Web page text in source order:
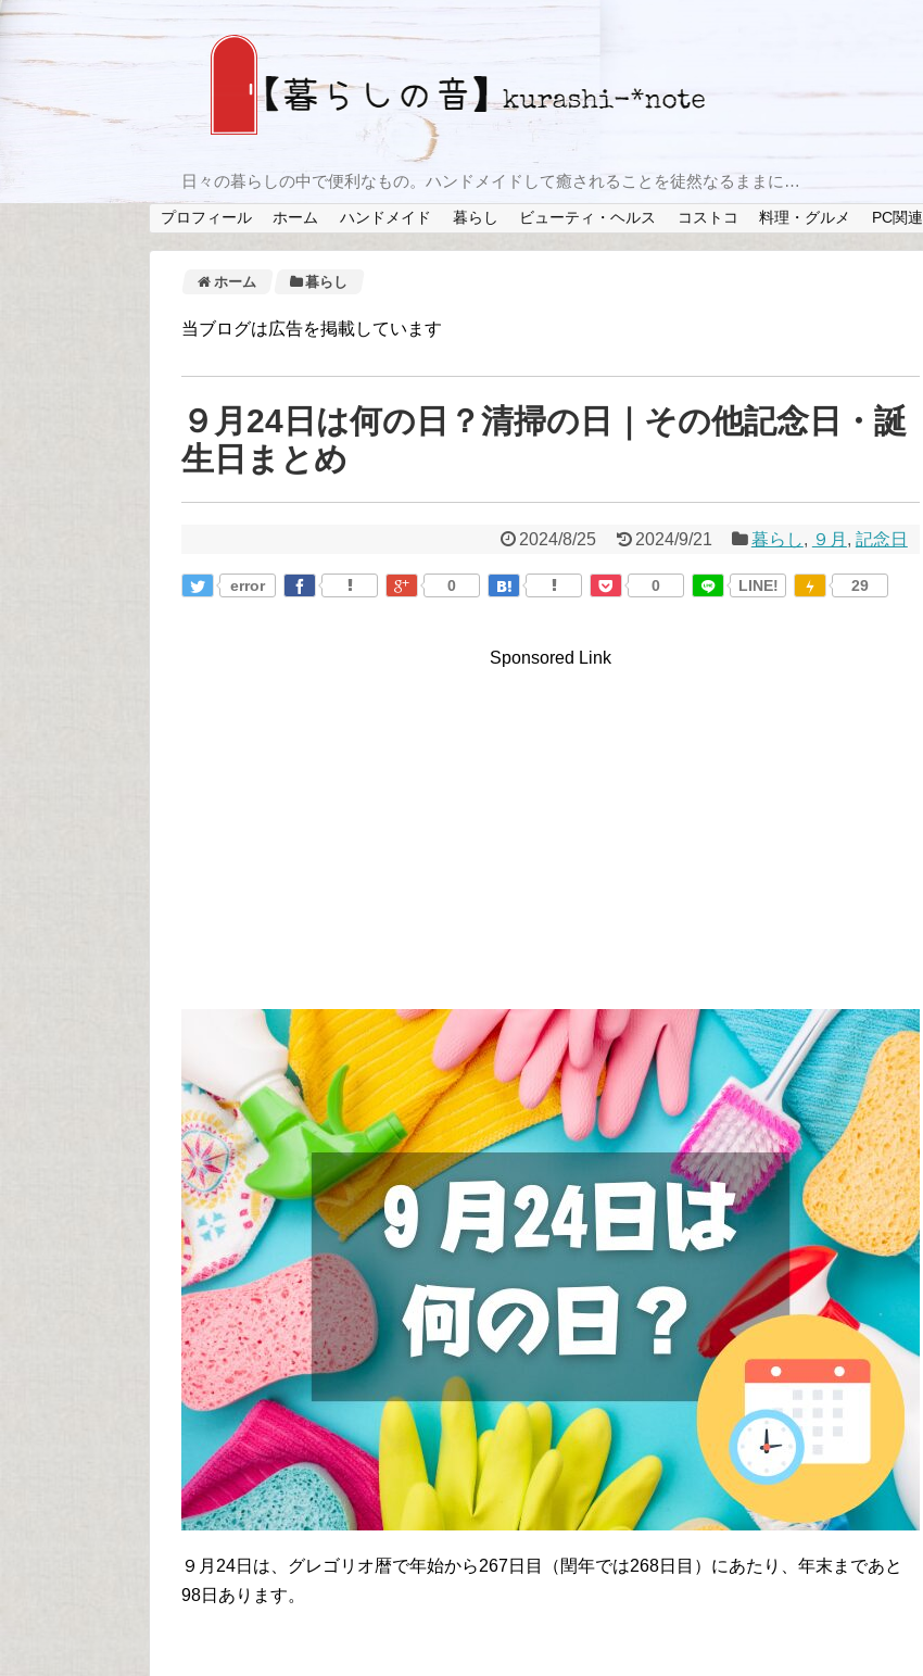
日々の暮らしの中で便利なもの。ハンドメイドして癒されることを徒然なるままに…
プロフィール ホーム ハンドメイド 暮らし ビューティ・ヘルス コストコ 料理・グルメ PC関連
ホーム 暮らし
当ブログは広告を掲載しています
９月24日は何の日？清掃の日｜その他記念日・誕
生日まとめ
2024/8/25 2024/9/21 暮らし, ９月 , 記念日
error 0 0 LINE! 29
Sponsored Link
９月24日は、グレゴリオ暦で年始から267日目（閏年では268日目）にあたり、年末まであと
98日あります。